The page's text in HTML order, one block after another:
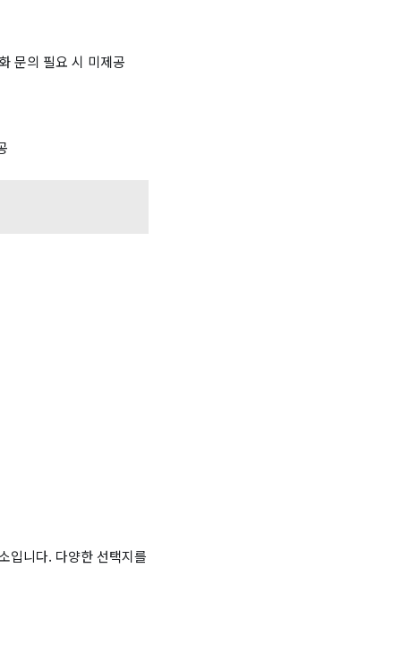
문의 필요 시 미제공
입니다. 다양한 선택지를